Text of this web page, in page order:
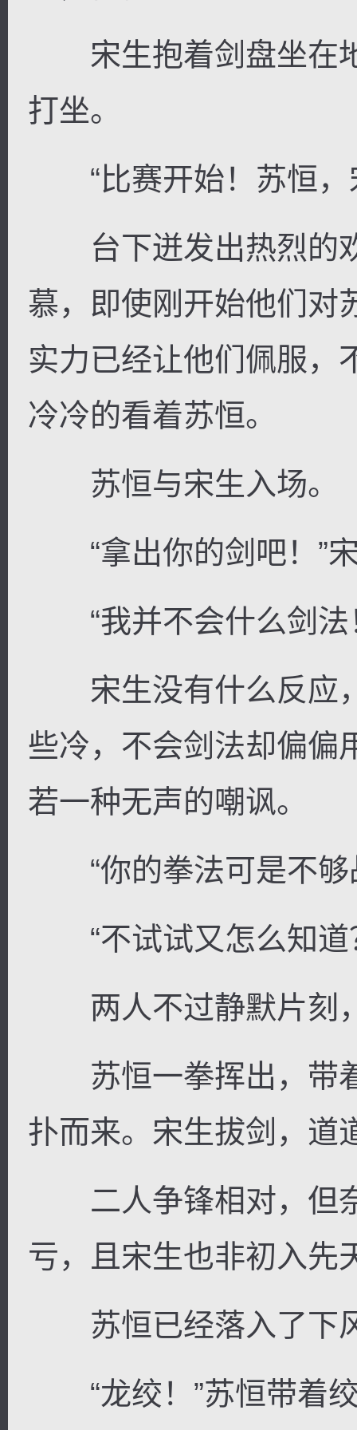
逐浪小说
宋生抱着剑盘坐在
打坐。
“比赛开始！苏恒，
台下迸发出热烈的
慕，即使刚开始他们对
实力已经让他们佩服，
冷冷的看着苏恒。
苏恒与宋生入场。
“拿出你的剑吧！”
“我并不会什么剑法
宋生没有什么反应
些冷，不会剑法却偏偏
若一种无声的嘲讽。
“你的拳法可是不够
“不试试又怎么知道
两人不过静默片刻
苏恒一拳挥出，带
扑而来。宋生拔剑，道
二人争锋相对，但
亏，且宋生也非初入先
苏恒已经落入了下
“龙绞！”苏恒带着